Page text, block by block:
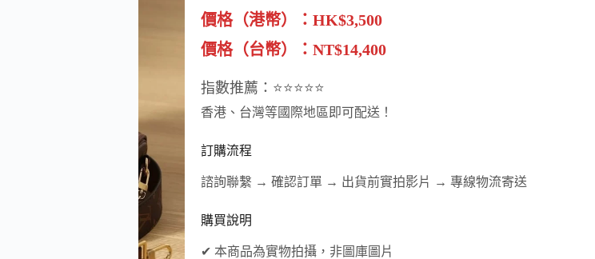
價格（港幣）：HK$3,500
價格（台幣）：NT$14,400
指數推薦：⭐⭐⭐⭐⭐
香港、台灣等國際地區即可配送！
訂購流程
諮詢聯繫 → 確認訂單 → 出貨前實拍影片 → 專線物流寄送
購買說明
✔ 本商品為實物拍攝，非圖庫圖片